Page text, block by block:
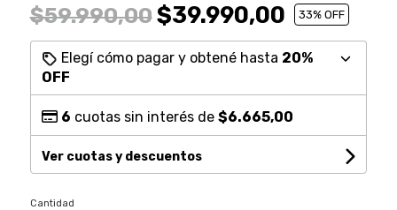
$59.990,00$39.990,00 33% OFF
Elegí cómo pagar y obtené hasta 20%
OFF
6 cuotas sin interés de $6.665,00
Ver cuotas y descuentos
Cantidad